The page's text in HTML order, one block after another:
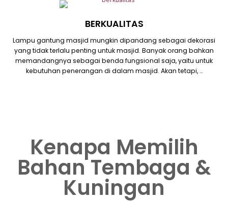
BERKUALITAS
Lampu gantung masjid mungkin dipandang sebagai dekorasi
yang tidak terlalu penting untuk masjid. Banyak orang bahkan
memandangnya sebagai benda fungsional saja, yaitu untuk
kebutuhan penerangan di dalam masjid. Akan tetapi, …
Kenapa Memilih
Bahan Tembaga &
Kuningan